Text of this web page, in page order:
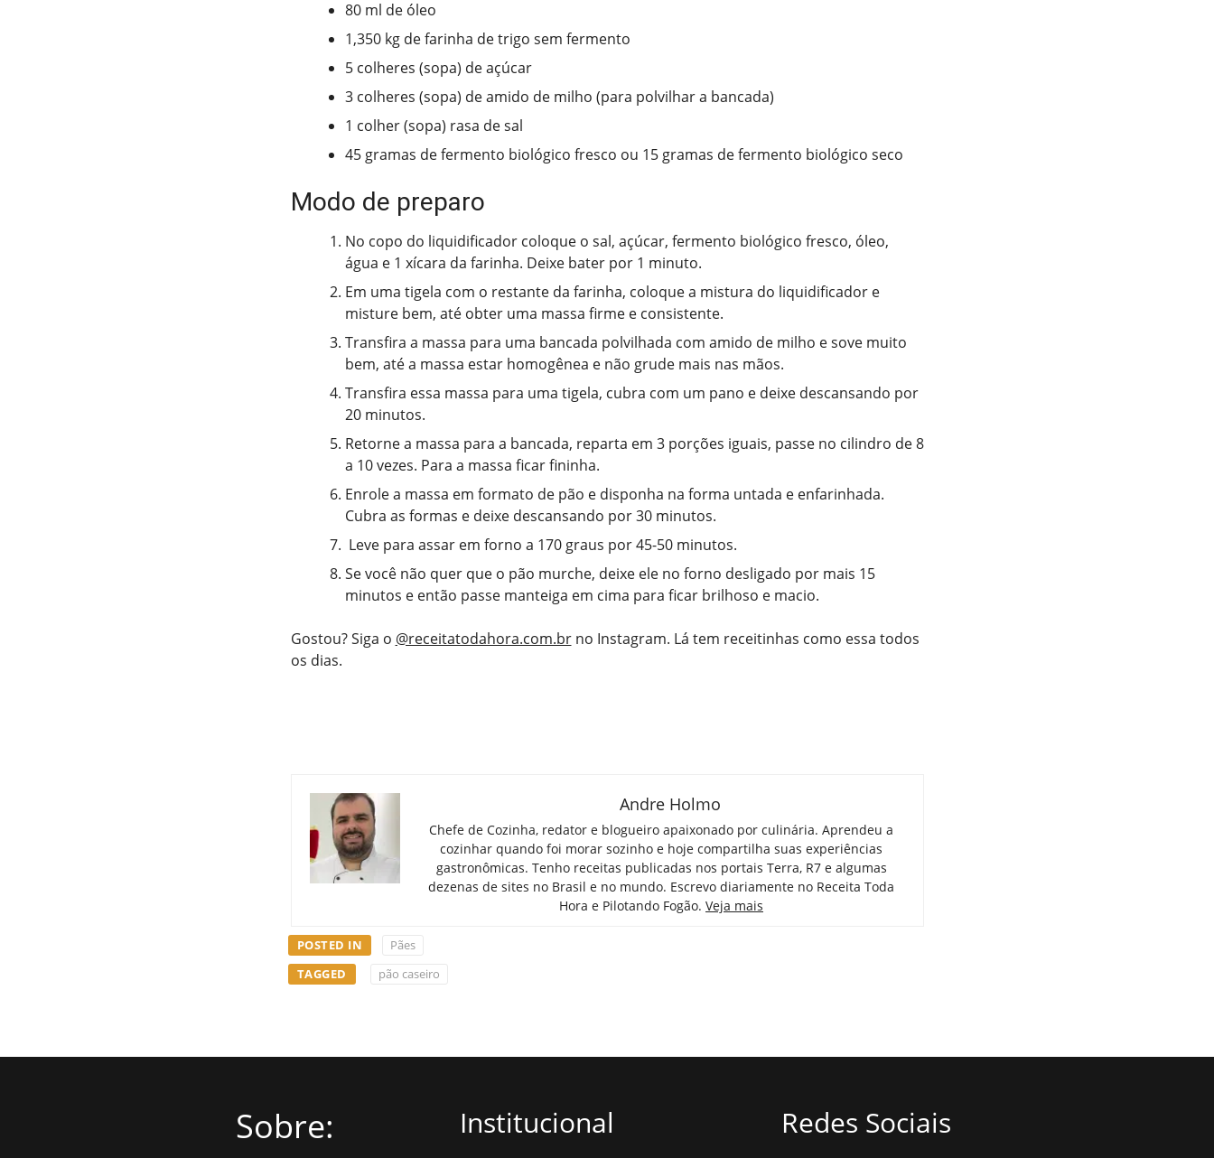
80 ml de óleo
1,350 kg de farinha de trigo sem fermento
5 colheres (sopa) de açúcar
3 colheres (sopa) de amido de milho (para polvilhar a bancada)
1 colher (sopa) rasa de sal
45 gramas de fermento biológico fresco ou 15 gramas de fermento biológico seco
Modo de preparo
No copo do liquidificador coloque o sal, açúcar, fermento biológico fresco, óleo,
água e 1 xícara da farinha. Deixe bater por 1 minuto.
Em uma tigela com o restante da farinha, coloque a mistura do liquidificador e
misture bem, até obter uma massa firme e consistente.
Transfira a massa para uma bancada polvilhada com amido de milho e sove muito
bem, até a massa estar homogênea e não grude mais nas mãos.
Transfira essa massa para uma tigela, cubra com um pano e deixe descansando por
20 minutos.
Retorne a massa para a bancada, reparta em 3 porções iguais, passe no cilindro de 8
a 10 vezes. Para a massa ficar fininha.
Enrole a massa em formato de pão e disponha na forma untada e enfarinhada.
Cubra as formas e deixe descansando por 30 minutos.
Leve para assar em forno a 170 graus por 45-50 minutos.
Se você não quer que o pão murche, deixe ele no forno desligado por mais 15
minutos e então passe manteiga em cima para ficar brilhoso e macio.
Gostou? Siga o @receitatodahora.com.brno Instagram. Lá tem receitinhas como essa todos
os dias.
Andre Holmo
Chefe de Cozinha, redator e blogueiro apaixonado por culinária. Aprendeu a
cozinhar quando foi morar sozinho e hoje compartilha suas experiências
gastronômicas. Tenho receitas publicadas nos portais Terra, R7 e algumas
dezenas de sites no Brasil e no mundo. Escrevo diariamente no Receita Toda
Hora e Pilotando Fogão. Veja mais
POSTED IN
Pães
TAGGED
pão caseiro
Sobre: Institucional Redes Sociais